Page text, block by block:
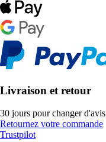
Livraison et retour
30 jours pour changer d'avis
Retournez votre commande
Trustpilot